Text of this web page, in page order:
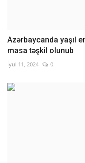
Azərbaycanda yaşıl
masa təşkil olunub
İyul 11, 2024 0